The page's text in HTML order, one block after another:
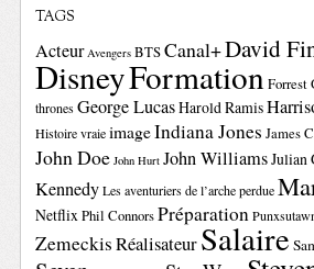
TAGS
Acteur Avengers BTSCanal+David
DisneyFormationForrest
thrones George LucasHarold Ramis
Histoire vraie imageIndiana Jones James
John Doe John Hurt John WilliamsJulian
Kennedy Les aventuriers de l’arche perdue
NetflixPhil ConnorsPréparation
ZemeckisRéalisateurSalaire